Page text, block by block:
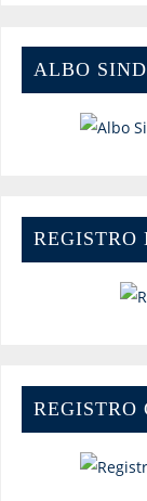
ALBO
REGISTRO
REGISTRO